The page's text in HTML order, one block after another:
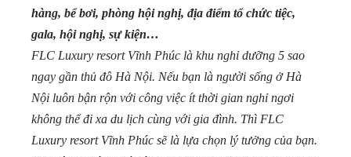
hàng, bể bơi, phòng hội nghị, địa điểm tổ chức tiệc,
gala, hội nghị, sự kiện…
FLC Luxury resort Vĩnh Phúc là khu nghỉ dưỡng 5 sao
ngay gần thủ đô Hà Nội. Nếu bạn là người sống ở Hà
Nội luôn bận rộn với công việc ít thời gian nghỉ ngơi
không thể đi xa du lịch cùng với gia đình. Thì FLC
Luxury resort Vĩnh Phúc sẽ là lựa chọn lý tưởng của bạn.